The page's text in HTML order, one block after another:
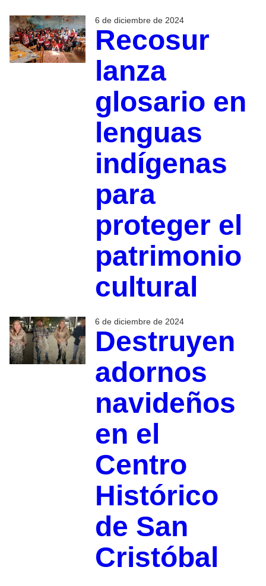
6 de diciembre de 2024
Recosur
lanza
glosario en
lenguas
indígenas
para
proteger el
patrimonio
cultural
6 de diciembre de 2024
Destruyen
adornos
navideños
en el
Centro
Histórico
de San
Cristóbal